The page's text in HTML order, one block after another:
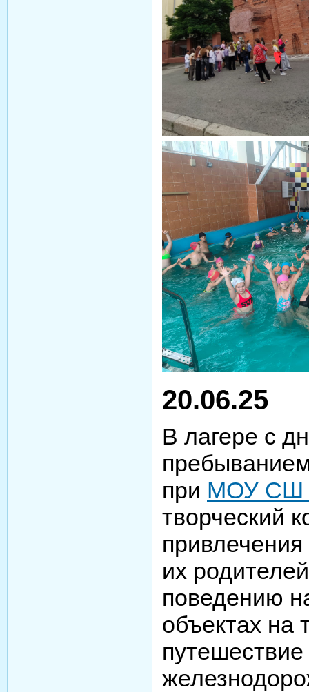
20.06.25
В лагере с
при МОУ СШ
творческий
их
поведению
объектах на